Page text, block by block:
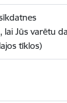
lai Jūs varētu
tīklos)